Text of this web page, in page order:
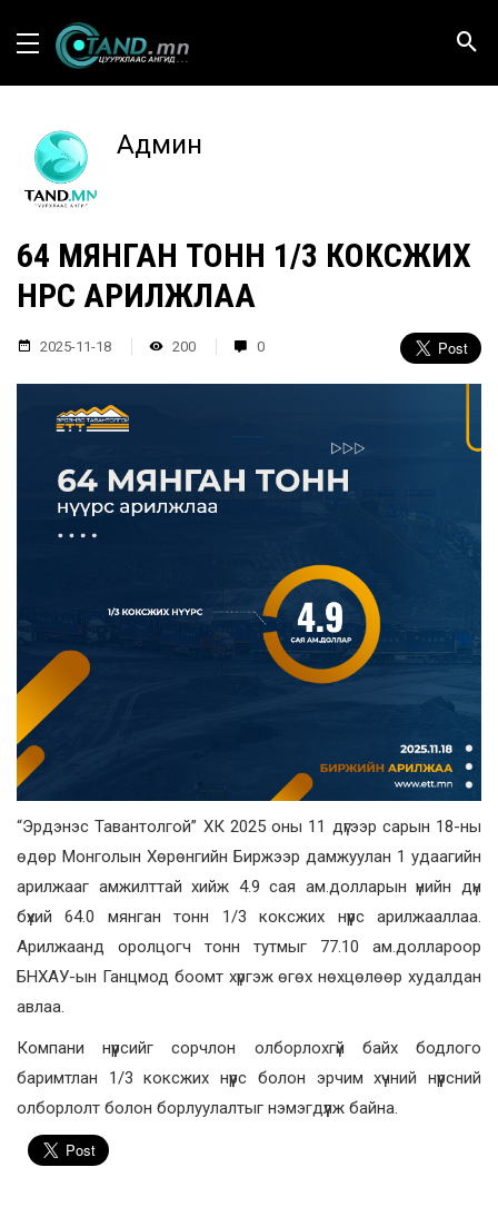
Админ
64 МЯНГАН ТОНН 1/3 КОКСЖИХ
НҮҮРС АРИЛЖЛАА
2025-11-18 200 0
“Эрдэнэс Тавантолгой” ХК 2025 оны 11 дүгээр сарын 18-ны
өдөр Монголын Хөрөнгийн Биржээр дамжуулан 1 удаагийн
арилжааг амжилттай хийж 4.9 сая ам.долларын үнийн дүн
бүхий 64.0 мянган тонн 1/3 коксжих нүүрс арилжааллаа.
Арилжаанд оролцогч тонн тутмыг 77.10 ам.доллароор
БНХАУ-ын Ганцмод боомт хүргэж өгөх нөхцөлөөр худалдан
авлаа.
Компани нүүрсийг сорчлон олборлохгүй байх бодлого
баримтлан 1/3 коксжих нүүрс болон эрчим хүчний нүүрсний
олборлолт болон борлуулалтыг нэмэгдүүлж байна.